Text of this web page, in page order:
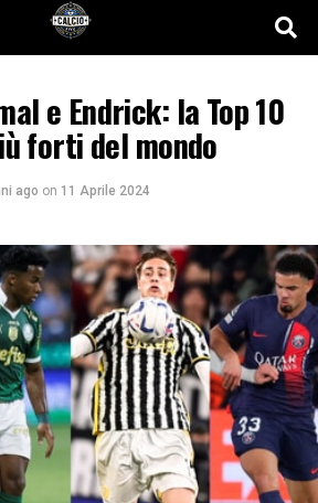
e Endrick: la Top 10
forti del mondo
ago on 11 Aprile 2024